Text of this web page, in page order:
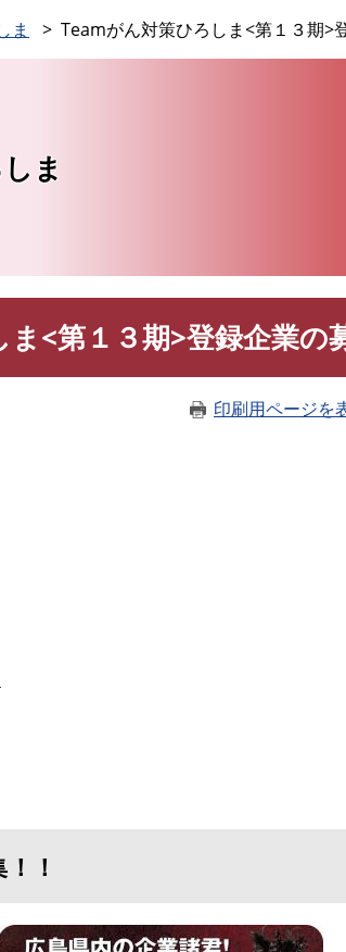
ま Teamがん対策ひろしま<第１３期>
ま
<第１３期>登録企業の
印刷用ページを
！